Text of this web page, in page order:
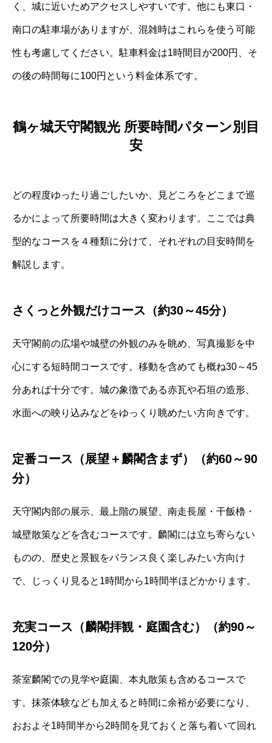
く、城に近いためアクセスしやすいです。他にも東口・
南口の駐車場がありますが、混雑時はこれらを使う可能
性も考慮してください。駐車料金は1時間目が200円、そ
の後の時間毎に100円という料金体系です。
鶴ヶ城天守閣観光 所要時間パターン別目
安
どの程度ゆったり過ごしたいか、見どころをどこまで巡
るかによって所要時間は大きく変わります。ここでは典
型的なコースを４種類に分けて、それぞれの目安時間を
解説します。
さくっと外観だけコース（約30～45分）
天守閣前の広場や城壁の外観のみを眺め、写真撮影を中
心にする短時間コースです。移動を含めても概ね30～45
分あれば十分です。城の象徴である赤瓦や石垣の造形、
水面への映り込みなどをゆっくり眺めたい方向きです。
定番コース（展望＋麟閣含まず）（約60～90
分）
天守閣内部の展示、最上階の展望、南走長屋・干飯櫓・
城壁散策などを含むコースです。麟閣には立ち寄らない
ものの、歴史と景観をバランス良く楽しみたい方向け
で、じっくり見ると1時間から1時間半ほどかかります。
充実コース（麟閣拝観・庭園含む）（約90～
120分）
茶室麟閣での見学や庭園、本丸散策も含めるコースで
す。抹茶体験なども加えると時間に余裕が必要になり、
おおよそ1時間半から2時間を見ておくと落ち着いて回れ